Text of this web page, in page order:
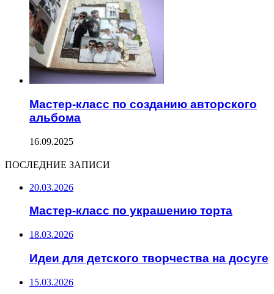
Мастер-класс по созданию авторского
альбома
16.09.2025
ПОСЛЕДНИЕ ЗАПИСИ
20.03.2026
Мастер-класс по украшению торта
18.03.2026
Идеи для детского творчества на досуге
15.03.2026